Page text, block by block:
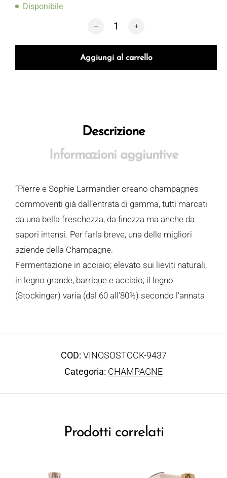
Disponibile
Larmandier-Bernier « Longitude »
Aggiungi al carrello
Descrizione
Informazioni aggiuntive
“Pierre e Sophie Larmandier creano champagnes
commoventi già dall’entrata di gamma, tutti marcati
da una bella freschezza, da finezza ma anche da
sapori intensi. Per farla breve, una delle migliori
aziende della Champagne.
Fermentazione in acciaio; elevato sui lieviti naturali,
in legno grande, barrique e acciaio; il legno
(Stockinger) varia (dal 60 all’80%) secondo l’annata
COD: VINOSOSTOCK-9437
Categoria: CHAMPAGNE
Prodotti correlati